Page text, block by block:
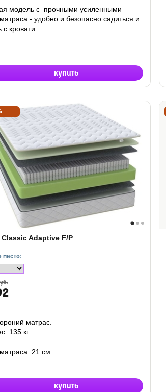
купить
модель с прочными усиленными
- удобно и безопасно садиться и
с кровати.
Adaptive F/P
место:
купить
матрас.
135 кг.
21 см.